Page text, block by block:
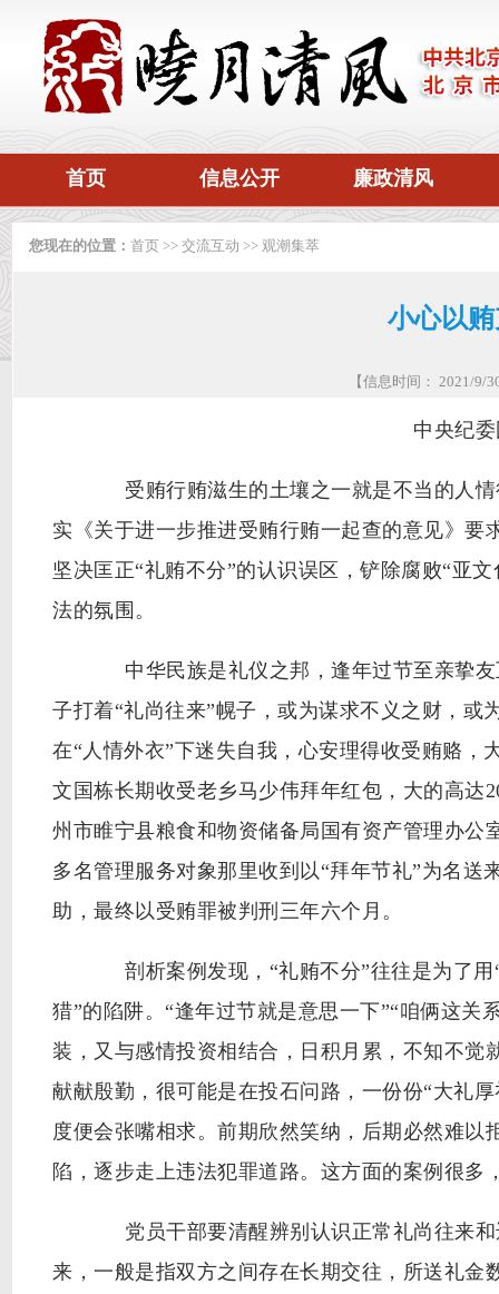
首页 信息公开 廉政清风
您现在的位置： 首页 >> 交流互动 >> 观潮集萃
小心以
【信息时间： 2021/
中央纪
受贿行贿滋生的土壤之一就是不当的人情
实《关于进一步推进受贿行贿一起查的意见》
坚决匡正“礼贿不分”的认识误区，铲除腐败“亚
法的氛围。
中华民族是礼仪之邦，逢年过节至亲挚友
子打着“礼尚往来”幌子，或为谋求不义之财，
在“人情外衣”下迷失自我，心安理得收受贿赂
文国栋长期收受老乡马少伟拜年红包，大的高达
州市睢宁县粮食和物资储备局国有资产管理办公
多名管理服务对象那里收到以“拜年节礼”为名
助，最终以受贿罪被判刑三年六个月。
剖析案例发现，“礼贿不分”往往是为了用
猎”的陷阱。“逢年过节就是意思一下”“咱俩这
装，又与感情投资相结合，日积月累，不知不
献献殷勤，很可能是在投石问路，一份份“大礼
度便会张嘴相求。前期欣然笑纳，后期必然难
陷，逐步走上违法犯罪道路。这方面的案例很多
党员干部要清醒辨别认识正常礼尚往来和
来，一般是指双方之间存在长期交往，所送礼